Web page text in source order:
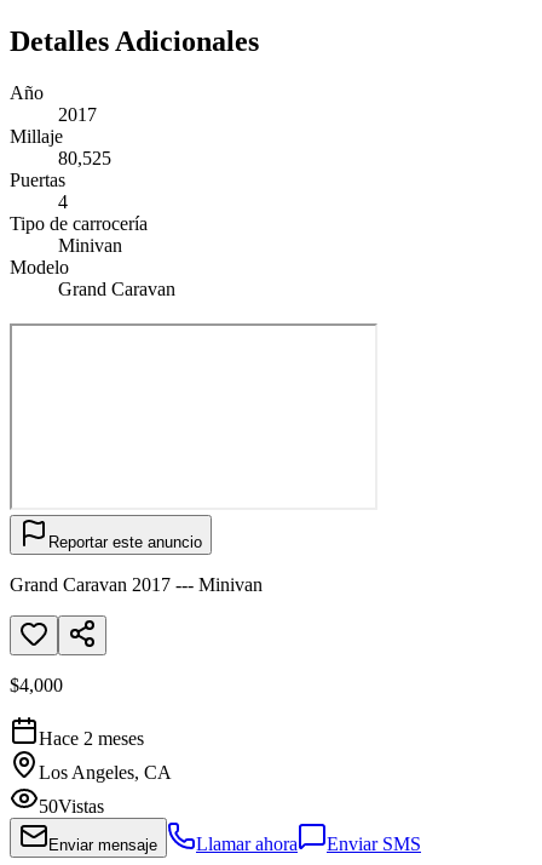
Detalles Adicionales
Año
2017
Millaje
80,525
Puertas
4
Tipo de carrocería
Minivan
Modelo
Grand Caravan
Reportar este anuncio
Grand Caravan 2017 --- Minivan
$4,000
Hace 2 meses
Los Angeles, CA
50Vistas
Enviar mensaje Llamar ahora Enviar SMS